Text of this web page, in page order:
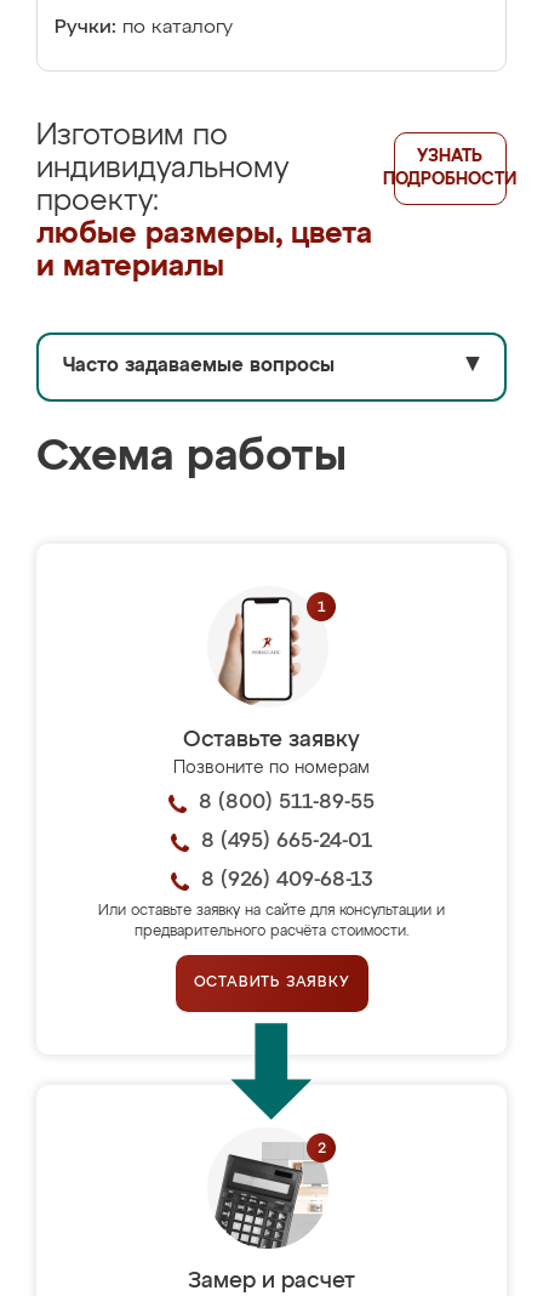
Ручки: по каталогу
Изготовим по
индивидуальному
проекту:
любые размеры, цвета
и материалы
УЗНАТЬ
ПОДРОБНОСТИ
Часто задаваемые вопросы ▼
Схема работы
Оставьте заявку
Позвоните по номерам
8 (800) 511-89-55
8 (495) 665-24-01
8 (926) 409-68-13
Или оставьте заявку на сайте для консультации и
предварительного расчёта стоимости.
ОСТАВИТЬ ЗАЯВКУ
Замер и расчет